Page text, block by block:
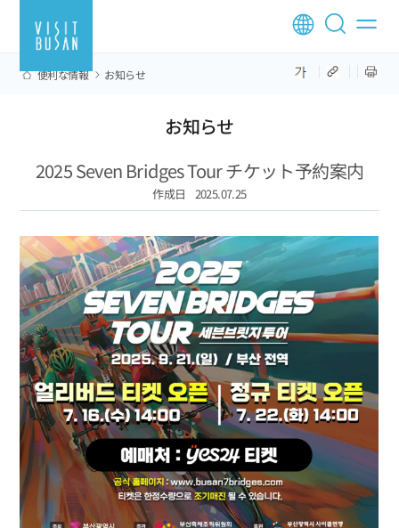
便利な情報 お知らせ
お知らせ
2025 Seven Bridges Tour チケット予約案内
作成日 2025.07.25